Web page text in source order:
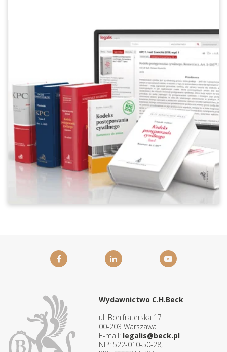
Wydawnictwo C.H.Beck
ul. Bonifraterska 17
00-203 Warszawa
E-mail: legalis@beck.pl
NIP: 522-010-50-28,